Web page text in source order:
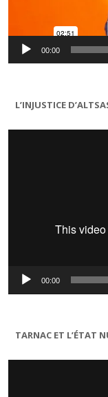
00:00
L’INJUSTICE
Lecteur
00:00
TARNAC ET L’ÉTAT
Lecteur